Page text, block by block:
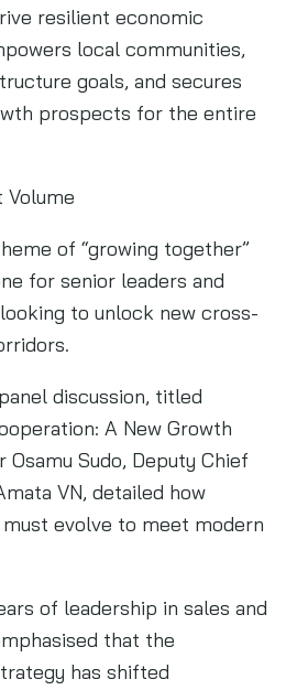
resilient economic
local communities,
goals, and secures
prospects for the entire
Volume
of “growing together”
for senior leaders and
to unlock new cross-
discussion, titled
A New Growth
Osamu Sudo, Deputy Chief
VN, detailed how
evolve to meet modern
of leadership in sales and
that the
has shifted